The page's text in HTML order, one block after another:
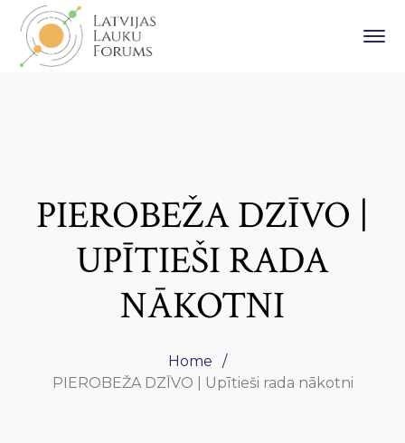
PIEROBEŽA DZĪVO |
UPĪTIEŠI RADA
NĀKOTNI
Home
PIEROBEŽA DZĪVO | Upītieši rada nākotni